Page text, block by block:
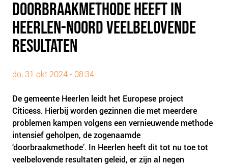
PLINKR NAZORG
SOCIALDEBT
DOORBRAAKMETHODE
DE VOORZIENINGENWIJZER
OVER ONS
VISIE EN MISSIE
HET TEAM
ONZE PARTNERS
DOORBRAAKMETHODE HEEFT IN
HEERLEN-NOORD VEELBELOVENDE
RESULTATEN
do, 31 okt 2024 - 08:34
De gemeente Heerlen leidt het Europese project
Citicess. Hierbij worden gezinnen die met meerdere
problemen kampen volgens een vernieuwende methode
intensief geholpen, de zogenaamde
‘doorbraakmethode’. In Heerlen heeft dit tot nu toe tot
veelbelovende resultaten geleid, er zijn al negen